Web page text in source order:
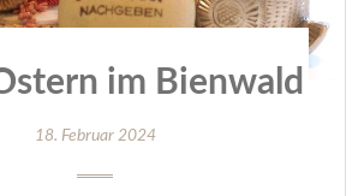
im Bienwald
18. Februar 2024